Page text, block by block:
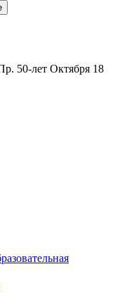
50-лет Октября 18